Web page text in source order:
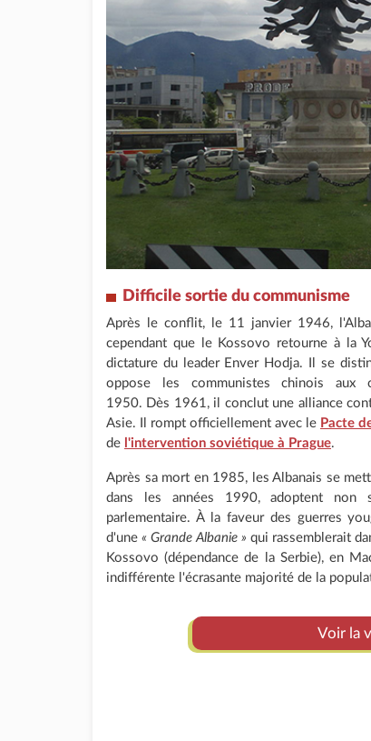
Difficile sortie du communisme
Après le conflit, le 11 janvier 1946,
cependant que le Kossovo retourne à la
dictature du leader Enver Hodja. Il se
oppose les communistes chinois aux
1950. Dès 1961, il conclut une alliance
Asie. Il rompt officiellement avec le Pacte
de l'intervention soviétique à Prague.
Après sa mort en 1985, les Albanais se
dans les années 1990, adoptent non
parlementaire. À la faveur des guerres
d'une « Grande Albanie » qui rassemblerait
Kossovo (dépendance de la Serbie), en
indifférente l'écrasante majorité de la
Voir la